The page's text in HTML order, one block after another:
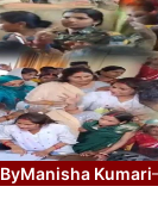
ByManisha Kumari